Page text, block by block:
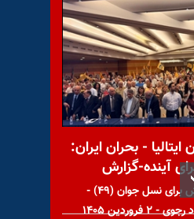
گرمی آخوند میرزایی عضو
خلافت خامنه‌ای برای ورع
آموزش برای نسل جوان (۴۹) -
۲ فروردین ۱۴۰۵
- بحران ایران:
آینده-گزارش